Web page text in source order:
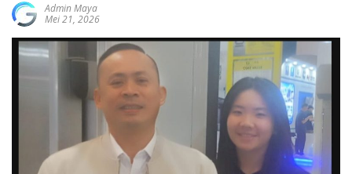
Admin Maya
Mei 21, 2026